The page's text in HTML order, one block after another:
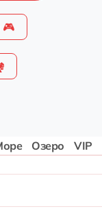
🎮
Озеро
VIP